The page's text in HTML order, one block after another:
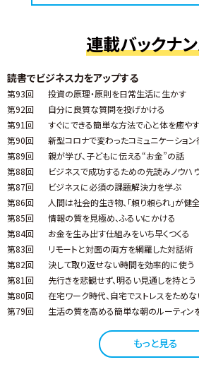
連載バックナ
読書でビジネス力をアップする
第93回 投資の原理・原則を日常生活に生かす
第92回
自分に良質な質問を投げかける
第91回
すぐにできる簡単な方法で心と体を癒やす
第90回
新型コロナで変わったコミュニケーション
第89回
親が学び、子どもに伝える“お金”の話
第88回
ビジネスで成功するための先読みノウハ
第87回
ビジネスに必須の課題解決力を学ぶ
第86回
人間は社会的生き物、「頼り頼られ」が健全
第85回
情報の質を見極め、ふるいにかける
第84回
お金を生み出す仕組みをいち早くつくる
第83回
リモートと対面の両方を網羅した対話術
第82回
決して取り返せない時間を効率的に使う
第81回
先行きを悲観せず、明るい見通しを持とう
第80回
在宅ワーク時代、自宅でストレスをため
第79回
生活の質を高める簡単な朝のルーティン
もっと見る